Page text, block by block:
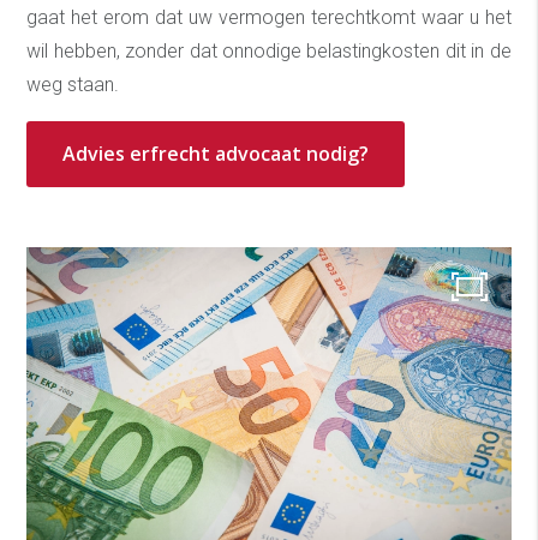
gaat het erom dat uw vermogen terechtkomt waar u het
wil hebben, zonder dat onnodige belastingkosten dit in de
weg staan.
Advies erfrecht advocaat nodig?